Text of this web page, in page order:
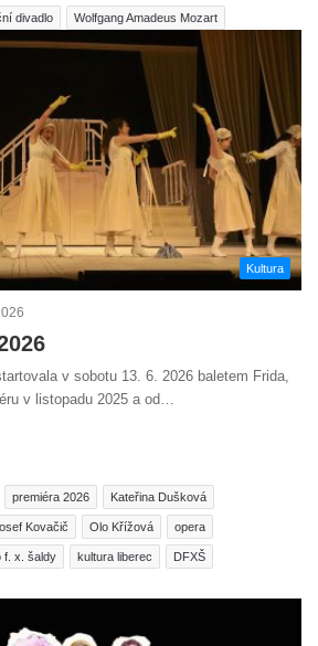
divadlo Wolfgang Amadeus Mozart
Kultura
v sobotu 13. 6. 2026 baletem Frida,
v listopadu 2025 a od…
premiéra 2026 Kateřina Dušková
Kovačič Olo Křížová opera
f. x. šaldy kultura liberec DFXŠ